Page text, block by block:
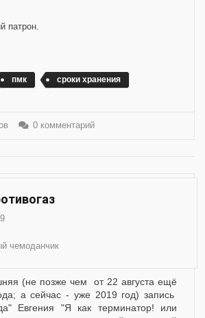
патрон.
пмк
сроки хранения
0 комментарий
чемоданчик
а сейчас - уже 2019 год) запись
Евгения "Я как терминатор! или